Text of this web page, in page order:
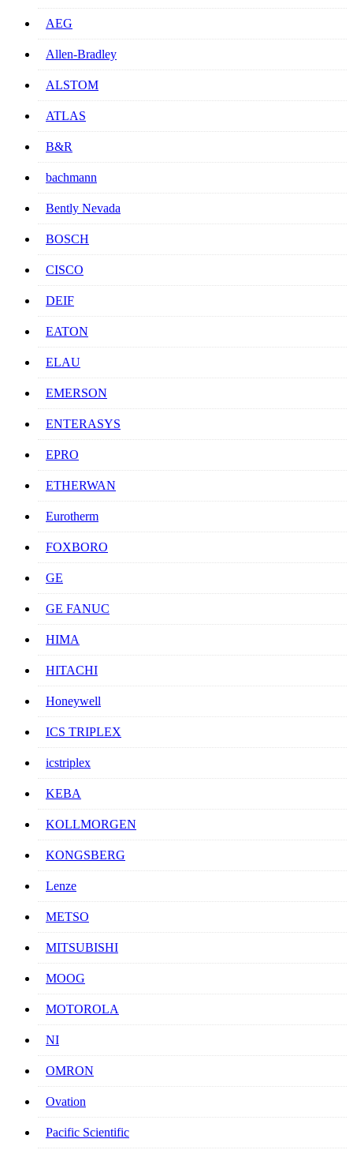
AEG
Allen-Bradley
ALSTOM
ATLAS
B&R
bachmann
Bently Nevada
BOSCH
CISCO
DEIF
EATON
ELAU
EMERSON
ENTERASYS
EPRO
ETHERWAN
Eurotherm
FOXBORO
GE
GE FANUC
HIMA
HITACHI
Honeywell
ICS TRIPLEX
icstriplex
KEBA
KOLLMORGEN
KONGSBERG
Lenze
METSO
MITSUBISHI
MOOG
MOTOROLA
NI
OMRON
Ovation
Pacific Scientific